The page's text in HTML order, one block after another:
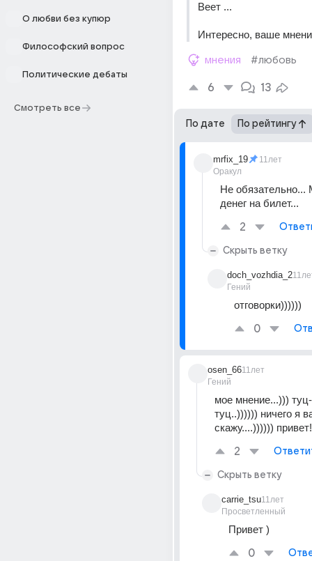
О любви без купюр
Философский вопрос
Политические дебаты
Смотреть все
Веет ...
Интересно, ваше
мнения #любовь
6 13
По дате По рейтингу
mrfix_19
Оракул
11лет
Не обязательно...
денег на билет...
2
Скрыть ветку
doch_vozhdia_2
Гений
отговорки))))))
0
osen_66
Гений
11лет
мое мнение...)))
туц..)))))) ничего я
скажу....))))))
2
Скрыть ветку
carrie_tsu
Просветленный
11лет
Привет )
0